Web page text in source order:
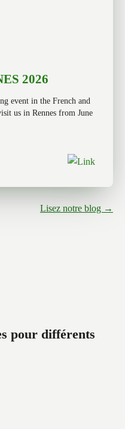
2026
event in the French and
us in Rennes from June
Lisez notre blog →
pour différents